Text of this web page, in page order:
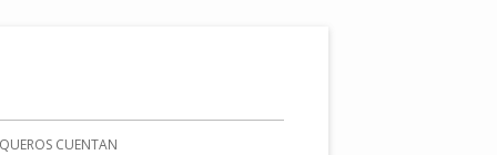
CUENTAN